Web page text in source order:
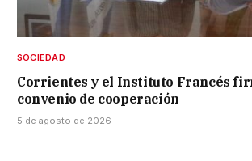
SOCIEDAD
Corrientes y el Instituto Francés
convenio de cooperación
5 de agosto de 2026